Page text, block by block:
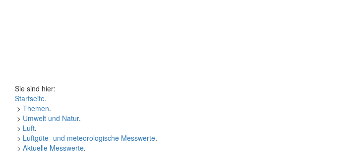
Sie sind hier:
Startseite.
> Themen.
> Umwelt und Natur.
> Luft.
> Luftgüte- und meteorologische Messwerte.
> Aktuelle Messwerte.